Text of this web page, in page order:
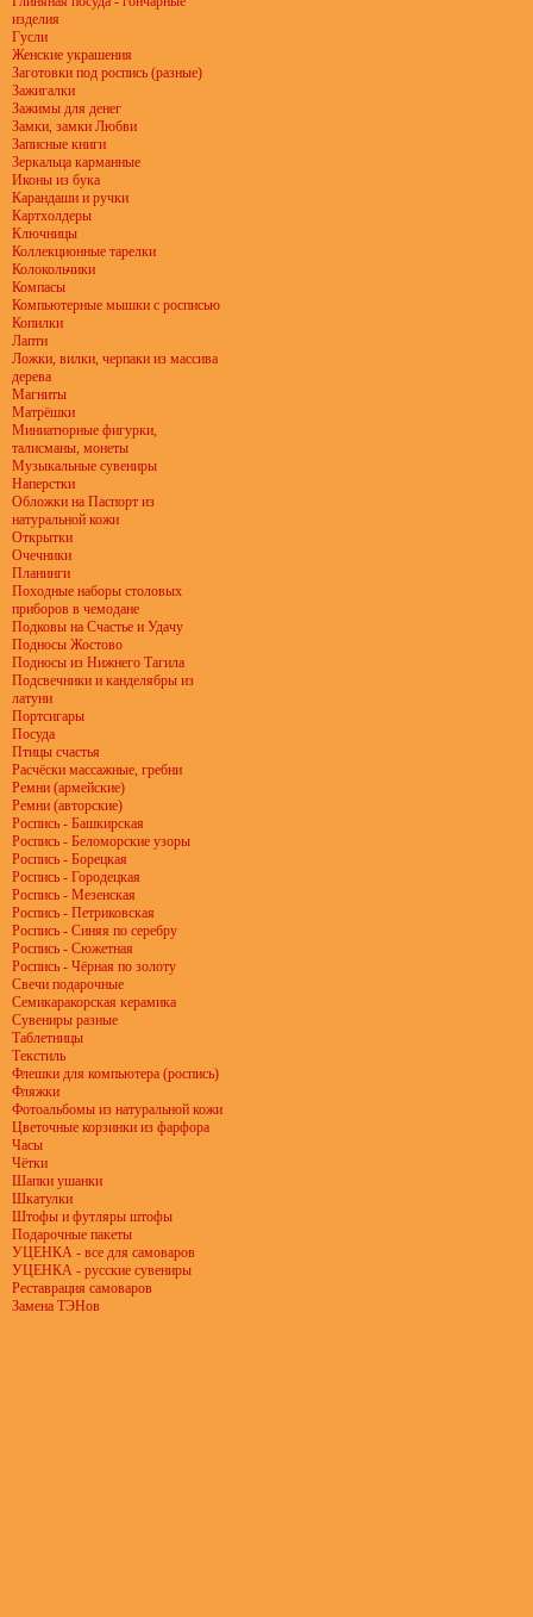
изделия
Гусли
Женские украшения
Заготовки под роспись (разные)
Зажигалки
Зажимы для денег
Замки, замки Любви
Записные книги
Зеркальца карманные
Иконы из бука
Карандаши и ручки
Картхолдеры
Ключницы
Коллекционные тарелки
Колокольчики
Компасы
Компьютерные мышки с росписью
Копилки
Лапти
Ложки, вилки, черпаки из массива
дерева
Магниты
Матрёшки
Миниатюрные фигурки,
талисманы, монеты
Музыкальные сувениры
Наперстки
Обложки на Паспорт из
натуральной кожи
Открытки
Очечники
Планинги
Походные наборы столовых
приборов в чемодане
Подковы на Счастье и Удачу
Подносы Жостово
Подносы из Нижнего Тагила
Подсвечники и канделябры из
латуни
Портсигары
Посуда
Птицы счастья
Расчёски массажные, гребни
Ремни (армейские)
Ремни (авторские)
Роспись - Башкирская
Роспись - Беломорские узоры
Роспись - Борецкая
Роспись - Городецкая
Роспись - Мезенская
Роспись - Петриковская
Роспись - Синяя по серебру
Роспись - Сюжетная
Роспись - Чёрная по золоту
Свечи подарочные
Семикаракорская керамика
Сувениры разные
Таблетницы
Текстиль
Флешки для компьютера (роспись)
Фляжки
Фотоальбомы из натуральной кожи
Цветочные корзинки из фарфора
Часы
Чётки
Шапки ушанки
Шкатулки
Штофы и футляры штофы
Подарочные пакеты
УЦЕНКА - все для самоваров
УЦЕНКА - русские сувениры
Реставрация самоваров
Замена ТЭНов